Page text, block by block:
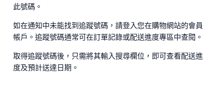
此號碼。
如在通知中未能找到追蹤號碼，請登入您在購物網站的會員
帳戶。追蹤號碼通常可在訂單記錄或配送進度專區中查閱。
取得追蹤號碼後，只需將其輸入搜尋欄位，即可查看配送進
度及預計送達日期。